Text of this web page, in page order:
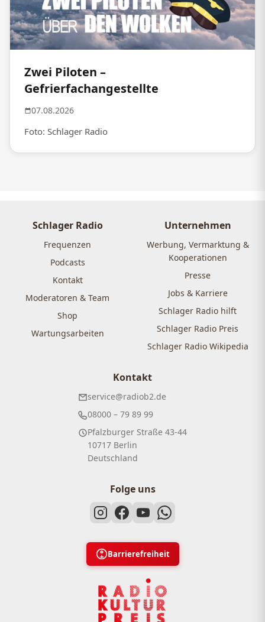
Zwei Piloten –
Gefrierfachangestellte
07.08.2026
Foto: Schlager Radio
Schlager Radio
Frequenzen
Podcasts
Kontakt
Moderatoren & Team
Shop
Wartungsarbeiten
Unternehmen
Werbung, Vermarktung &
Kooperationen
Presse
Jobs & Karriere
Schlager Radio hilft
Schlager Radio Preis
Schlager Radio Wikipedia
Kontakt
service@radiob2.de
08000 – 79 89 99
Pfalzburger Straße 43-44
10717 Berlin
Deutschland
Folge uns
Barrierefreiheit